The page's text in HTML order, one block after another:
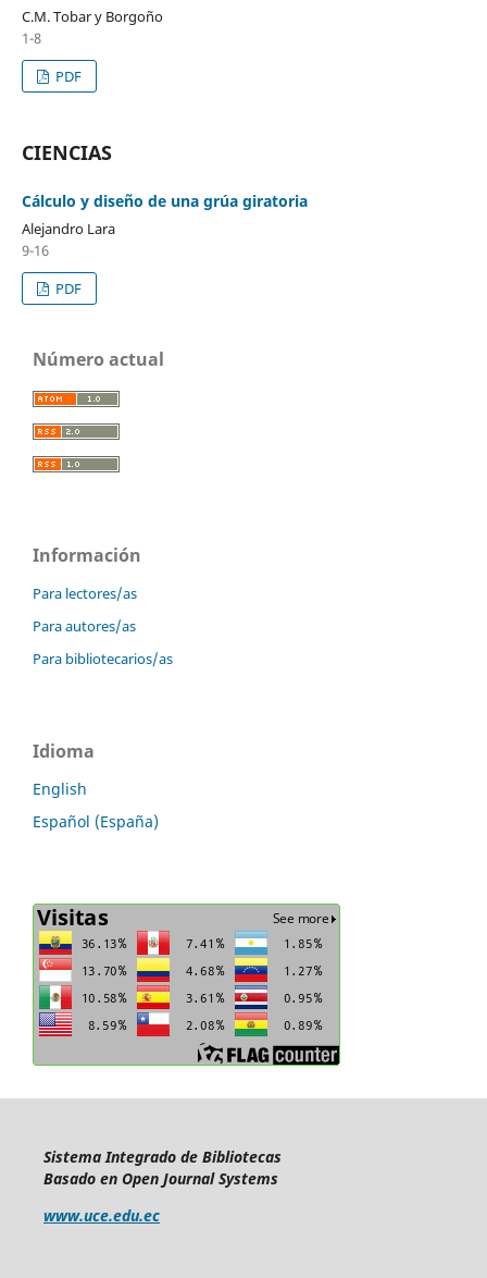
C.M. Tobar y Borgoño
1-8
PDF
CIENCIAS
Cálculo y diseño de una grúa giratoria
Alejandro Lara
9-16
PDF
Número actual
Información
Para lectores/as
Para autores/as
Para bibliotecarios/as
Idioma
English
Español (España)
Sistema Integrado de Bibliotecas
Basado en Open Journal Systems
www.uce.edu.ec